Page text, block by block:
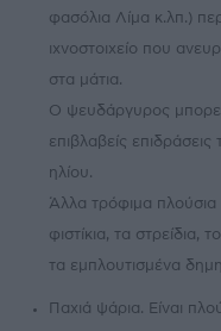
φασόλια Λίμα κ.λπ.)
ιχνοστοιχείο που
στα μάτια.
Ο ψευδάργυρος μπορεί
επιβλαβείς
ηλίου.
Άλλα τρόφιμα πλούσια
φιστίκια, τα στρείδια,
τα εμπλουτισμένα
Παχιά ψάρια. Είναι